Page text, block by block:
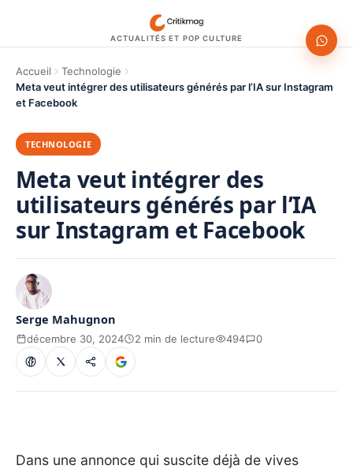
ACTUALITÉS ET POP CULTURE
Accueil
Technologie
Meta veut intégrer des utilisateurs générés par l’IA sur Instagram
et Facebook
TECHNOLOGIE
Meta veut intégrer des
utilisateurs générés par l’IA
sur Instagram et Facebook
Serge Mahugnon
décembre 30, 2024 2 min de lecture 494 0
Dans une annonce qui suscite déjà de vives